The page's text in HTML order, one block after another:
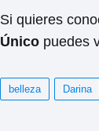
Si quieres
Único puedes
belleza Darina